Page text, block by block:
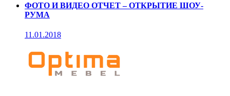
ФОТО И ВИДЕО ОТЧЕТ – ОТКРЫТИЕ ШОУ-
РУМА
11.01.2018